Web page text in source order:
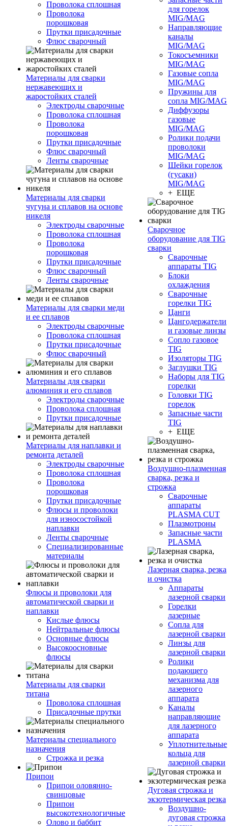
Проволока сплошная
Проволока
порошковая
Прутки присадочные
Флюс сварочный
Материалы для сварки
нержавеющих и
жаростойких сталей
Электроды сварочные
Проволока сплошная
Проволока
порошковая
Прутки присадочные
Флюс сварочный
Ленты сварочные
Материалы для сварки
чугуна и сплавов на основе
никеля
Электроды сварочные
Проволока сплошная
Проволока
порошковая
Прутки присадочные
Флюс сварочный
Ленты сварочные
Материалы для сварки меди
и ее сплавов
Электроды сварочные
Проволока сплошная
Прутки присадочные
Флюс сварочный
Материалы для сварки
алюминия и его сплавов
Электроды сварочные
Проволока сплошная
Прутки присадочные
Материалы для наплавки и
ремонта деталей
Электроды сварочные
Проволока сплошная
Проволока
порошковая
Прутки присадочные
Флюсы и проволоки
для износостойкой
наплавки
Ленты сварочные
Специализированные
материалы
Флюсы и проволоки для
автоматической сварки и
наплавки
Кислые флюсы
Нейтральные флюсы
Основные флюсы
Высокоосновные
флюсы
Материалы для сварки
титана
Проволока сплошная
Присадочные прутки
Материалы специального
назначения
Строжка и резка
Припои
Припои оловянно-
свинцовые
Припои
высокотехнологичные
Олово и баббит
для горелок
MIG/MAG
Направляющие
каналы
MIG/MAG
Токосъемники
MIG/MAG
Газовые сопла
MIG/MAG
Пружины для
сопла MIG/MAG
Диффузоры
газовые
MIG/MAG
Ролики подачи
проволоки
MIG/MAG
Шейки горелок
(гусаки)
MIG/MAG
+ ЕЩЕ
Сварочное
оборудование для TIG
сварки
Сварочные
аппараты TIG
Блоки
охлаждения
Сварочные
горелки TIG
Цанги
Цангодержатели
и газовые линзы
Сопло газовое
TIG
Изоляторы TIG
Заглушки TIG
Наборы для TIG
горелки
Головки TIG
горелок
Запасные части
TIG
+ ЕЩЕ
Воздушно-плазменная
сварка, резка и
строжка
Сварочные
аппараты
PLASMA CUT
Плазмотроны
Запасные части
PLASMA
Лазерная сварка, резка
и очистка
Аппараты
лазерной сварки
Горелки
лазерные
Сопла для
лазерной сварки
Линзы для
лазерной сварки
Ролики
подающего
механизма для
лазерного
аппарата
Каналы
направляющие
для лазерного
аппарата
Уплотнительные
кольца для
лазерной сварки
Дуговая строжка и
экзотермическая резка
Воздушно-
дуговая строжка